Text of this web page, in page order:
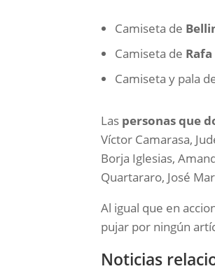
Camiseta de
Camiseta de
Camiseta y pala
Las personas que
Víctor Camarasa,
Borja Iglesias,
Quartararo, José
Al igual que en
pujar por ningún
Noticias